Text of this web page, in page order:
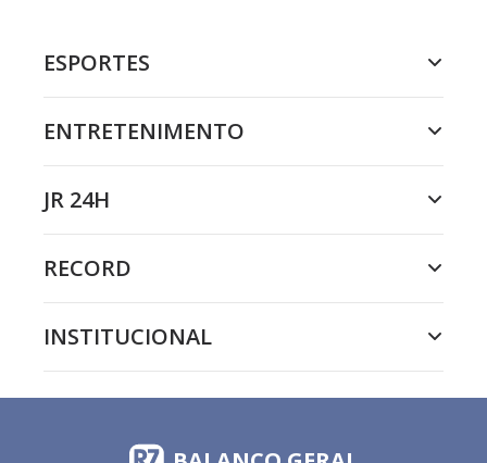
ESPORTES
ENTRETENIMENTO
JR 24H
RECORD
INSTITUCIONAL